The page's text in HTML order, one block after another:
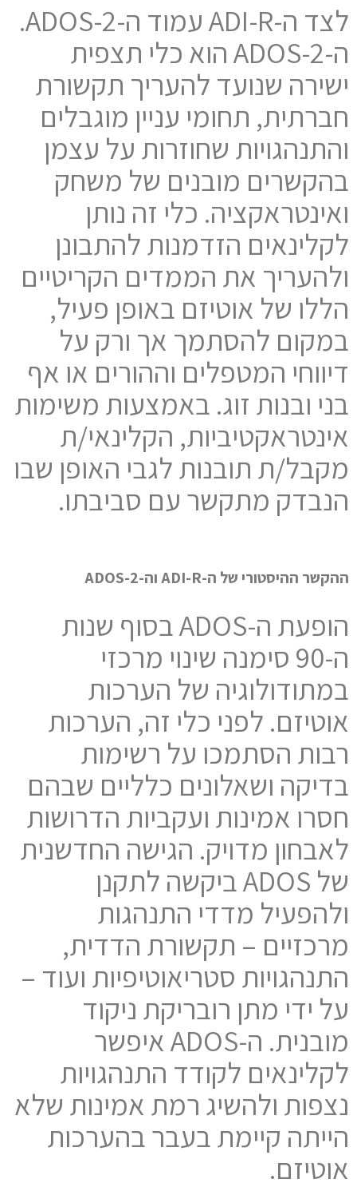
לצד ה-ADI-R עמוד ה-ADOS-2.
ה-2-ADOS הוא כלי תצפית
ישירה שנועד להעריך תקשורת
חברתית, תחומי עניין מוגבלים
והתנהגויות שחוזרות על עצמן
בהקשרים מובנים של משחק
ואינטראקציה. כלי זה נותן
לקלינאים הזדמנות להתבונן
ולהעריך את הממדים הקריטיים
הללו של אוטיזם באופן פעיל,
במקום להסתמך אך ורק על
דיווחי המטפלים וההורים או אף
בני ובנות זוג. באמצעות משימות
אינטראקטיביות, הקלינאי/ת
מקבל/ת תובנות לגבי האופן שבו
הנבדק מתקשר עם סביבתו.
ההקשר ההיסטורי של ה-ADI-R וה-ADOS-2
הופעת ה-ADOS בסוף שנות
ה-90 סימנה שינוי מרכזי
במתודולוגיה של הערכות
אוטיזם. לפני כלי זה, הערכות
רבות הסתמכו על רשימות
בדיקה ושאלונים כלליים שבהם
חסרו אמינות ועקביות הדרושות
לאבחון מדויק. הגישה החדשנית
של ADOS ביקשה לתקנן
ולהפעיל מדדי התנהגות
מרכזיים – תקשורת הדדית,
התנהגויות סטריאוטיפיות ועוד –
על ידי מתן רובריקת ניקוד
מובנית. ה-ADOS איפשר
לקלינאים לקודד התנהגויות
נצפות ולהשיג רמת אמינות שלא
הייתה קיימת בעבר בהערכות
אוטיזם.